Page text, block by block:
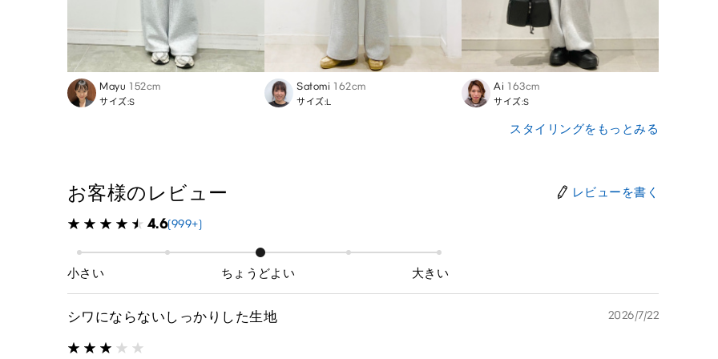
Mayu 152cm
サイズ:S
Satomi 162cm
サイズ:L
Ai 163cm
サイズ:S
スタイリングをもっとみる
お客様のレビュー レビューを書く
4.6(999+)
小さい ちょうどよい 大きい
シワにならないしっかりした生地 2026/7/22